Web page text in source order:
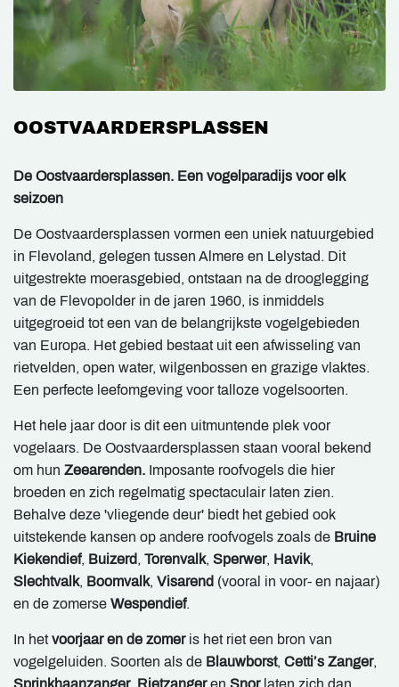
OOSTVAARDERSPLASSEN
De Oostvaardersplassen. Een vogelparadijs voor elk
seizoen
De Oostvaardersplassen vormen een uniek natuurgebied
in Flevoland, gelegen tussen Almere en Lelystad. Dit
uitgestrekte moerasgebied, ontstaan na de drooglegging
van de Flevopolder in de jaren 1960, is inmiddels
uitgegroeid tot een van de belangrijkste vogelgebieden
van Europa. Het gebied bestaat uit een afwisseling van
rietvelden, open water, wilgenbossen en grazige vlaktes.
Een perfecte leefomgeving voor talloze vogelsoorten.
Het hele jaar door is dit een uitmuntende plek voor
vogelaars. De Oostvaardersplassen staan vooral bekend
om hun Zeearenden. Imposante roofvogels die hier
broeden en zich regelmatig spectaculair laten zien.
Behalve deze 'vliegende deur' biedt het gebied ook
uitstekende kansen op andere roofvogels zoals de Bruine
Kiekendief, Buizerd, Torenvalk, Sperwer, Havik,
Slechtvalk, Boomvalk, Visarend (vooral in voor- en najaar)
en de zomerse Wespendief.
In hetvoorjaar en de zomeris het riet een bron van
vogelgeluiden. Soorten als de Blauwborst, Cetti’s Zanger,